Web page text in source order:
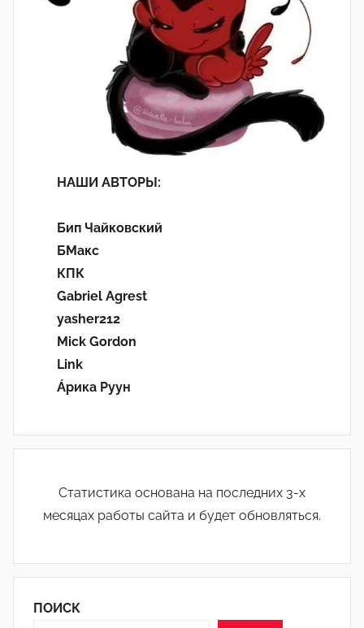
НАШИ АВТОРЫ:
Бип Чайковский
БМакс
КПК
Gabriel Agrest
yasher212
Mick Gordon
Link
Áрика Руун
Статистика основана на последних 3-х
месяцах работы сайта и будет обновляться.
ПОИСК